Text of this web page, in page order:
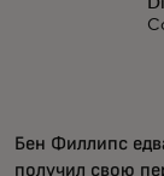
Бен Филлипс
получил свою